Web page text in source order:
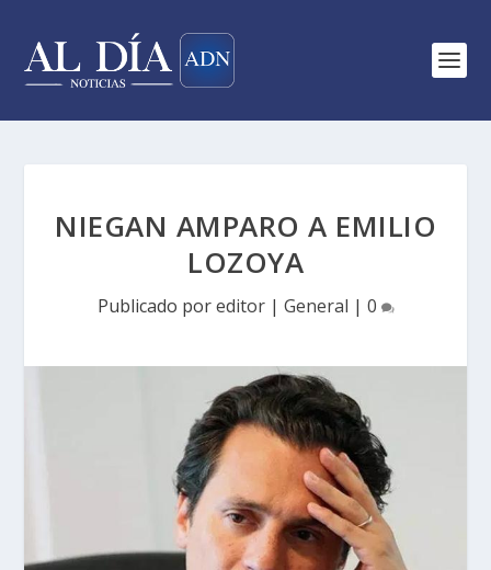
NIEGAN AMPARO A EMILIO
LOZOYA
Publicado poreditor| General | 0